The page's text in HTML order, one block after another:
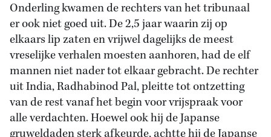
Onderling kwamen de rechters van het tribunaal
er ook niet goed uit. De 2,5 jaar waarin zij op
elkaars lip zaten en vrijwel dagelijks de meest
vreselijke verhalen moesten aanhoren, had de elf
mannen niet nader tot elkaar gebracht. De rechter
uit India, Radhabinod Pal, pleitte tot ontzetting
van de rest vanaf het begin voor vrijspraak voor
alle verdachten. Hoewel ook hij de Japanse